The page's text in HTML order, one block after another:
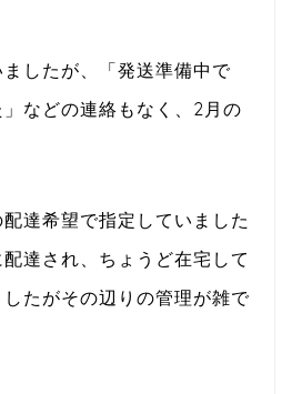
したが、「発送準備中で
などの連絡もなく、2月の
配達希望で指定していました
達され、ちょうど在宅して
たがその辺りの管理が雑で